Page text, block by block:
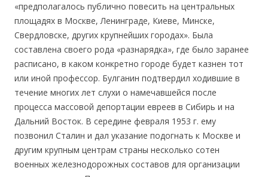
«предполагалось публично повесить на центральных
площадях в Москве, Ленинграде, Киеве, Минске,
Свердловске, других крупнейших городах». Была
составлена своего рода «разнарядка», где было заранее
расписано, в каком конкретно городе будет казнен тот
или иной профессор. Булганин подтвердил ходившие в
течение многих лет слухи о намечавшейся после
процесса массовой депортации евреев в Сибирь и на
Дальний Восток. В середине февраля 1953 г. ему
позвонил Сталин и дал указание подогнать к Москве и
другим крупным центрам страны несколько сотен
военных железнодорожных составов для организации